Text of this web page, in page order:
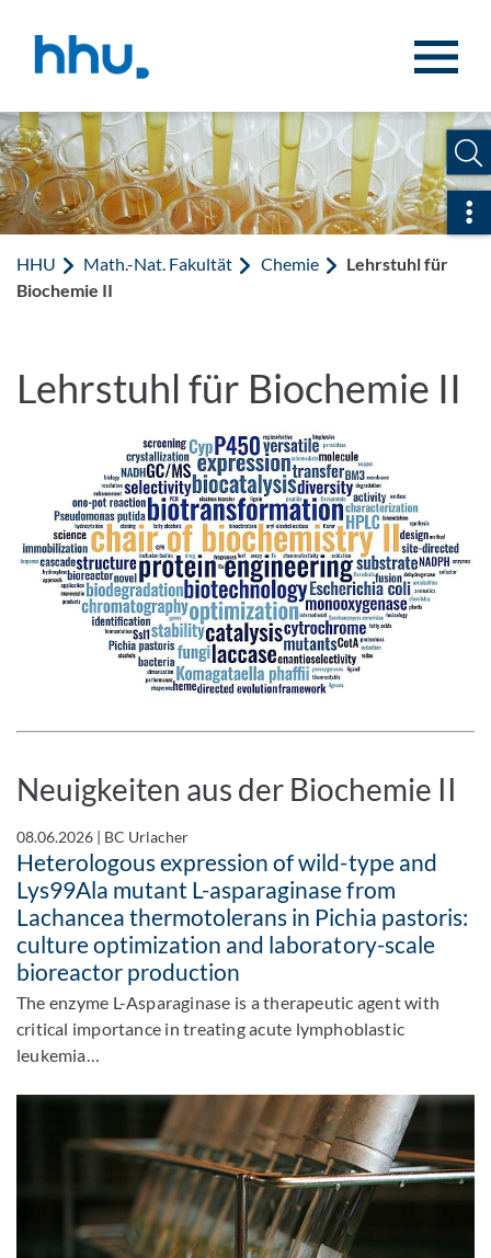
HHU Math.-Nat. Fakultät Chemie
Lehrstuhl für
Biochemie II
Lehrstuhl für Biochemie II
Neuigkeiten aus der Biochemie II
08.06.2026 | BC Urlacher
Heterologous expression of wild-type and
Lys99Ala mutant L-asparaginase from
Lachancea thermotolerans in Pichia pastoris:
culture optimization and laboratory-scale
bioreactor production
The enzyme L-Asparaginase is a therapeutic agent with
critical importance in treating acute lymphoblastic
leukemia…